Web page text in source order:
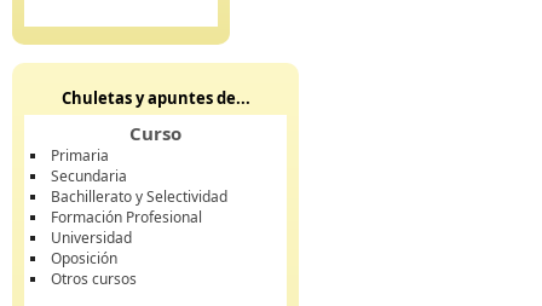
Chuletas y apuntes de...
Curso
Primaria
Secundaria
Bachillerato y Selectividad
Formación Profesional
Universidad
Oposición
Otros cursos